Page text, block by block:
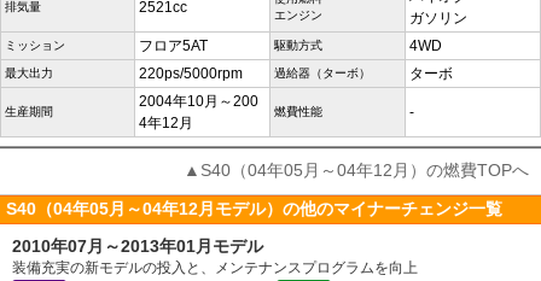
排気量 2521cc
エンジン
ガソリン
ミッション フロア5AT 駆動方式 4WD
最大出力 220ps/5000rpm 過給器（ターボ） ターボ
生産期間
2004年10月～200
4年12月
燃費性能 -
▲S40（04年05月～04年12月）の燃費TOPへ
S40（04年05月～04年12月モデル）の他のマイナーチェンジ一覧
2010年07月～2013年01月モデル
装備充実の新モデルの投入と、メンテナンスプログラムを向上